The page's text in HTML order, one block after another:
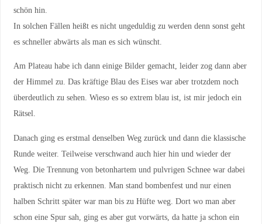
schön hin.
In solchen Fällen heißt es nicht ungeduldig zu werden denn sonst geht
es schneller abwärts als man es sich wünscht.
Am Plateau habe ich dann einige Bilder gemacht, leider zog dann aber
der Himmel zu. Das kräftige Blau des Eises war aber trotzdem noch
überdeutlich zu sehen. Wieso es so extrem blau ist, ist mir jedoch ein
Rätsel.
Danach ging es erstmal denselben Weg zurück und dann die klassische
Runde weiter. Teilweise verschwand auch hier hin und wieder der
Weg. Die Trennung von betonhartem und pulvrigen Schnee war dabei
praktisch nicht zu erkennen. Man stand bombenfest und nur einen
halben Schritt später war man bis zu Hüfte weg. Dort wo man aber
schon eine Spur sah, ging es aber gut vorwärts, da hatte ja schon ein